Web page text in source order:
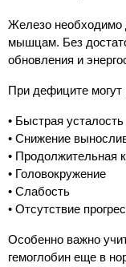
Железо необходимо
мышцам. Без
обновления и
При дефиците могут
• Быстрая усталость
• Снижение
• Продолжительная
• Головокружение
• Слабость
• Отсутствие
Особенно важно
гемоглобин еще в